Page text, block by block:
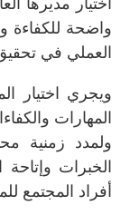
واضحة للكفاءة
العملي في
ويجري اختيار
المهارات
ولمدد زمنية
الخبرات
أفراد المجتمع